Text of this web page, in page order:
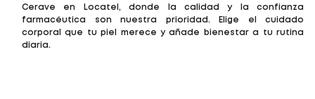
Cerave en Locatel, donde la calidad y la confianza
farmacéutica son nuestra prioridad. Elige el cuidado
corporal que tu piel merece y añade bienestar a tu rutina
diaria.